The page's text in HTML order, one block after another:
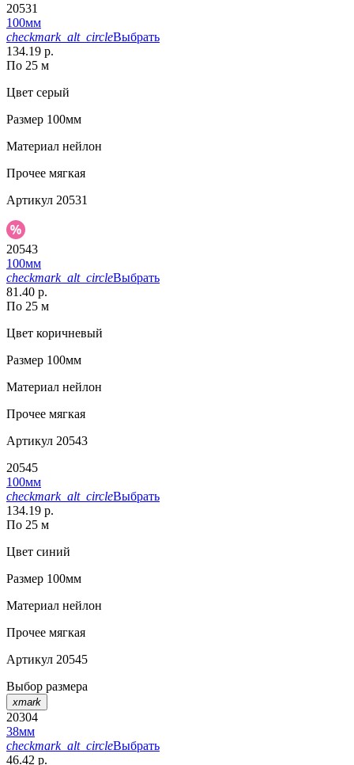
20531
100мм
checkmark_alt_circleВыбрать
134.19 р.
По 25 м
Цвет серый
Размер 100мм
Материал нейлон
Прочее мягкая
Артикул 20531
20543
100мм
checkmark_alt_circleВыбрать
81.40 р.
По 25 м
Цвет коричневый
Размер 100мм
Материал нейлон
Прочее мягкая
Артикул 20543
20545
100мм
checkmark_alt_circleВыбрать
134.19 р.
По 25 м
Цвет синий
Размер 100мм
Материал нейлон
Прочее мягкая
Артикул 20545
Выбор размера
xmark
20304
38мм
checkmark_alt_circleВыбрать
46.42 р.